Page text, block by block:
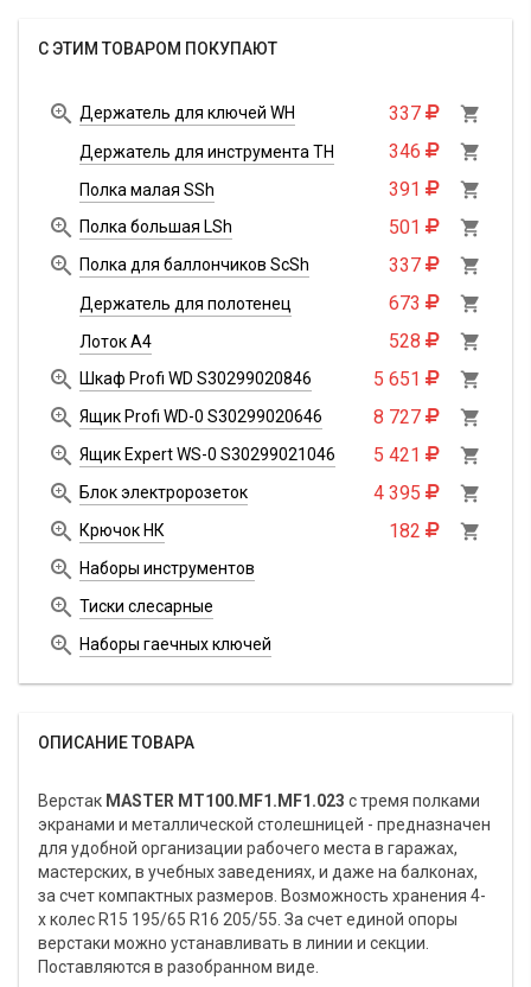
С ЭТИМ ТОВАРОМ ПОКУПАЮТ
 Держатель для ключей WH 337 
Держатель для инструмента TH 346 
Полка малая SSh 391 
 Полка большая LSh 501 
 Полка для баллончиков ScSh 337 
Держатель для полотенец 673 
Лоток А4 528 
 Шкаф Profi WD S30299020846 5 651 
 Ящик Profi WD-0 S30299020646 8 727 
 Ящик Expert WS-0 S30299021046 5 421 
 Блок электророзеток 4 395 
 Крючок НК 182 
 Наборы инструментов
 Тиски слесарные
 Наборы гаечных ключей
ОПИСАНИЕ ТОВАРА
Верстак MASTER MT100.MF1.MF1.023 с тремя полками
экранами и металлической столешницей - предназначен
для удобной организации рабочего места в гаражах,
мастерских, в учебных заведениях, и даже на балконах,
за счет компактных размеров. Возможность хранения 4-
х колес R15 195/65 R16 205/55. За счет единой опоры
верстаки можно устанавливать в линии и секции.
Поставляются в разобранном виде.